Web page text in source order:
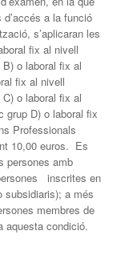
a la funció
s’aplicaran les
fix al nivell
o laboral fix al
fix al nivell
o laboral fix al
grup D) o laboral fix
Professionals
10,00 euros. Es
persones amb
inscrites en
subsidiaris); a més
membres de
aquesta condició.